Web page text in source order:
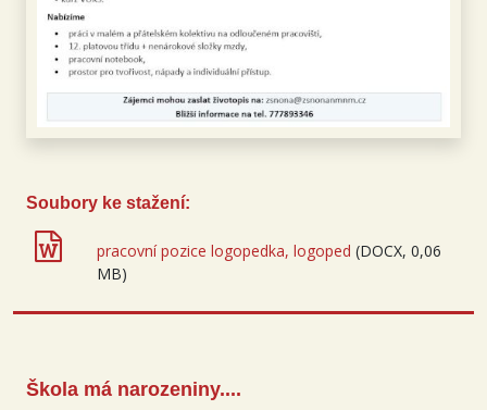
Soubory ke stažení:
pracovní pozice logopedka, logoped (DOCX, 0,06
MB)
Škola má narozeniny....